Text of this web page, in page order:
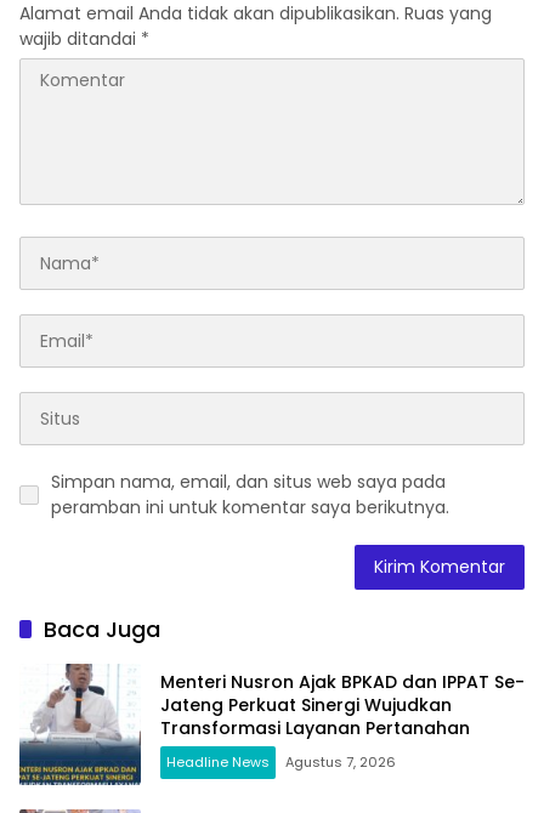
Alamat email Anda tidak akan dipublikasikan. Ruas yang
wajib ditandai *
Simpan nama, email, dan situs web saya pada
peramban ini untuk komentar saya berikutnya.
Baca Juga
Menteri Nusron Ajak BPKAD dan IPPAT Se-
Jateng Perkuat Sinergi Wujudkan
Transformasi Layanan Pertanahan
Headline News Agustus 7, 2026